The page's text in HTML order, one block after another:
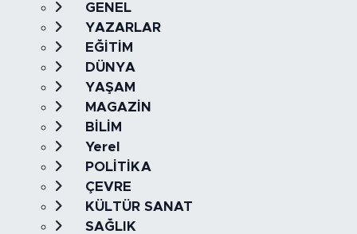
GENEL
YAZARLAR
EĞİTİM
DÜNYA
YAŞAM
MAGAZİN
BİLİM
Yerel
POLİTİKA
ÇEVRE
KÜLTÜR SANAT
SAĞLIK